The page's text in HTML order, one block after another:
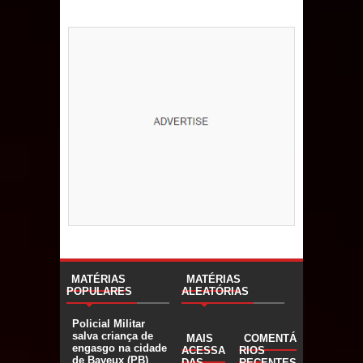
MATÉRIAS
POPULARES
Policial Militar
salva criança de
engasgo na cidade
de Bayeux (PB)
MATÉRIAS
ALEATÓRIAS
MAIS
ACESSA
COMENTÁ
RIOS